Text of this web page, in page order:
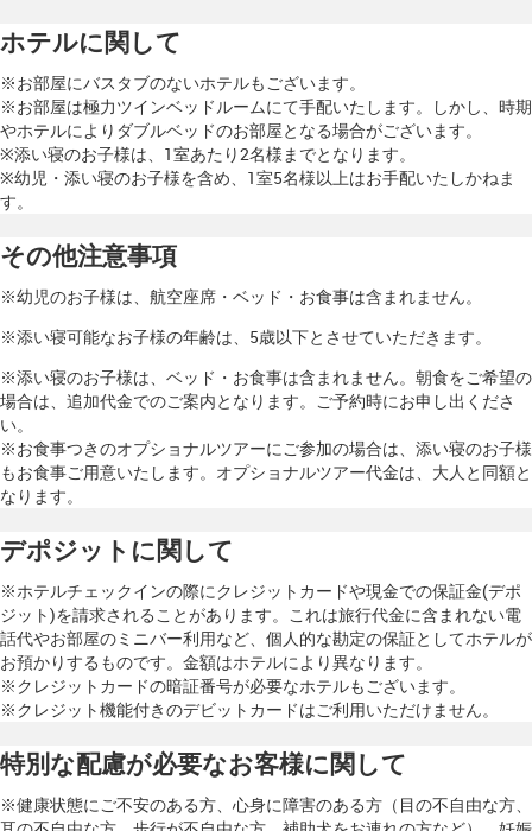
ホテルに関して
※お部屋にバスタブのないホテルもございます。
※お部屋は極力ツインベッドルームにて手配いたします。しかし、時期
やホテルによりダブルベッドのお部屋となる場合がございます。
※添い寝のお子様は、1室あたり2名様までとなります。
※幼児・添い寝のお子様を含め、1室5名様以上はお手配いたしかねま
す。
その他注意事項
※幼児のお子様は、航空座席・ベッド・お食事は含まれません。
※添い寝可能なお子様の年齢は、5歳以下とさせていただきます。
※添い寝のお子様は、ベッド・お食事は含まれません。朝食をご希望の
場合は、追加代金でのご案内となります。ご予約時にお申し出くださ
い。
※お食事つきのオプショナルツアーにご参加の場合は、添い寝のお子様
もお食事ご用意いたします。オプショナルツアー代金は、大人と同額と
なります。
デポジットに関して
※ホテルチェックインの際にクレジットカードや現金での保証金(デポ
ジット)を請求されることがあります。これは旅行代金に含まれない電
話代やお部屋のミニバー利用など、個人的な勘定の保証としてホテルが
お預かりするものです。金額はホテルにより異なります。
※クレジットカードの暗証番号が必要なホテルもございます。
※クレジット機能付きのデビットカードはご利用いただけません。
特別な配慮が必要なお客様に関して
※健康状態にご不安のある方、心身に障害のある方（目の不自由な方、